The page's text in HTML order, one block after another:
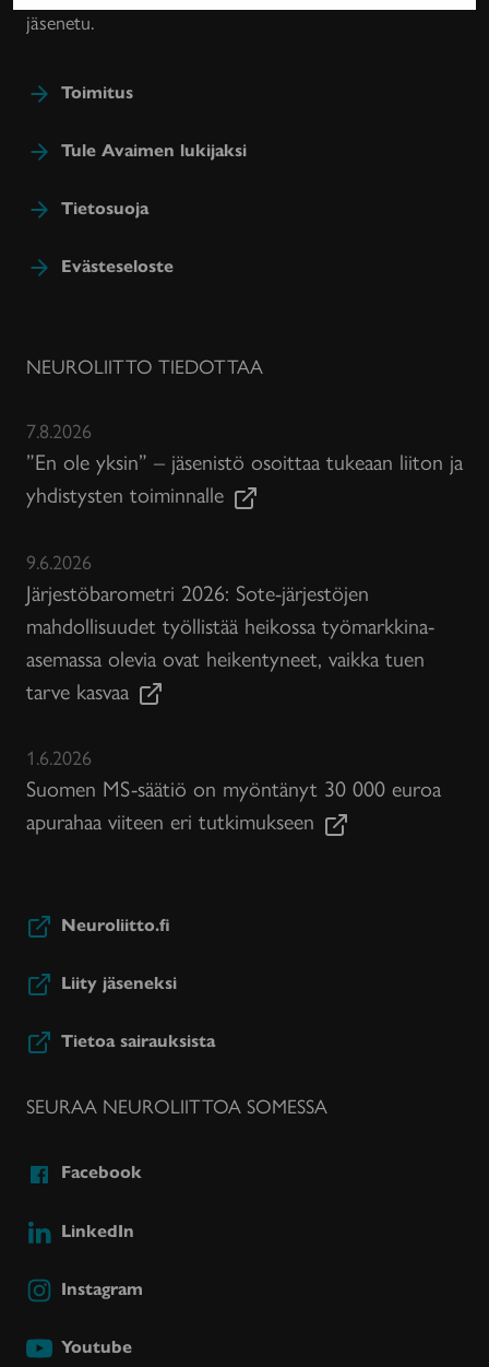
jäsenetu.
Toimitus
Tule Avaimen lukijaksi
Tietosuoja
Evästeseloste
NEUROLIITTO TIEDOTTAA
7.8.2026
”En ole yksin” – jäsenistö osoittaa tukeaan liiton ja
yhdistysten toiminnalle
9.6.2026
Järjestöbarometri 2026: Sote-järjestöjen
mahdollisuudet työllistää heikossa työmarkkina-
asemassa olevia ovat heikentyneet, vaikka tuen
tarve kasvaa
1.6.2026
Suomen MS-säätiö on myöntänyt 30 000 euroa
apurahaa viiteen eri tutkimukseen
Neuroliitto.fi
Liity jäseneksi
Tietoa sairauksista
SEURAA NEUROLIITTOA SOMESSA
Facebook
LinkedIn
Instagram
Youtube